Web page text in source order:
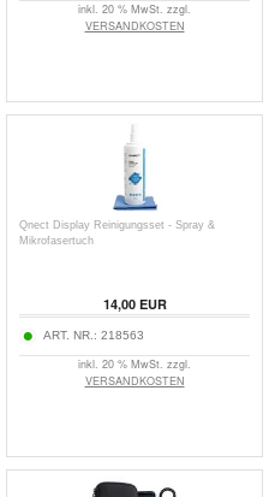
inkl. 20 % MwSt. zzgl.
VERSANDKOSTEN
Qnect Display Reinigungsset - Spray &
Mikrofasertuch
14,00EUR
ART. NR.: 218563
inkl. 20 % MwSt. zzgl.
VERSANDKOSTEN